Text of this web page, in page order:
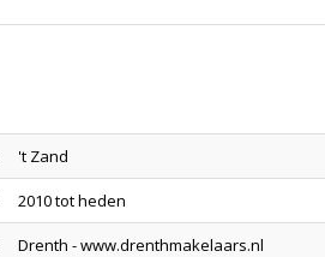
't Zand
2010 tot heden
Drenth - www.drenthmakelaars.nl